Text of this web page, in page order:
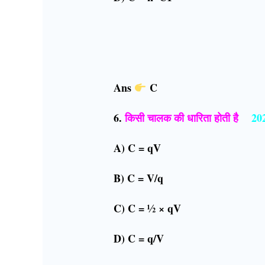
Ans
C
6.किसी चालक की धारिता होती है
A) C = qV
B) C = V/q
C) C = ½ × qV
D) C = q/V